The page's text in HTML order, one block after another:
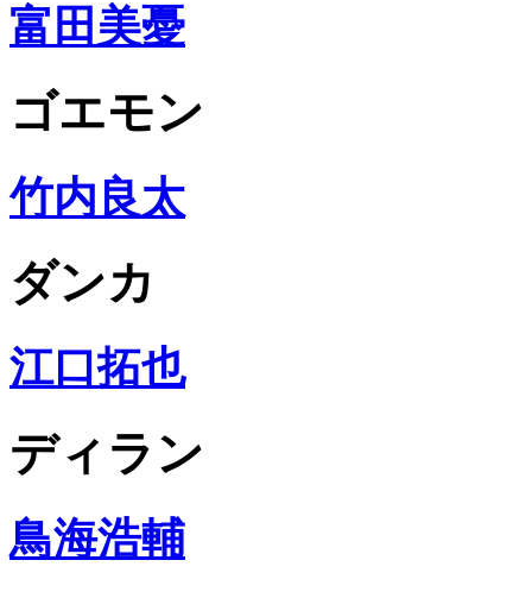
富田美憂
ゴエモン
竹内良太
ダンカ
江口拓也
ディラン
鳥海浩輔